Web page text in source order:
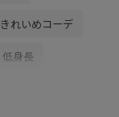
きれいめコーデ
低身長